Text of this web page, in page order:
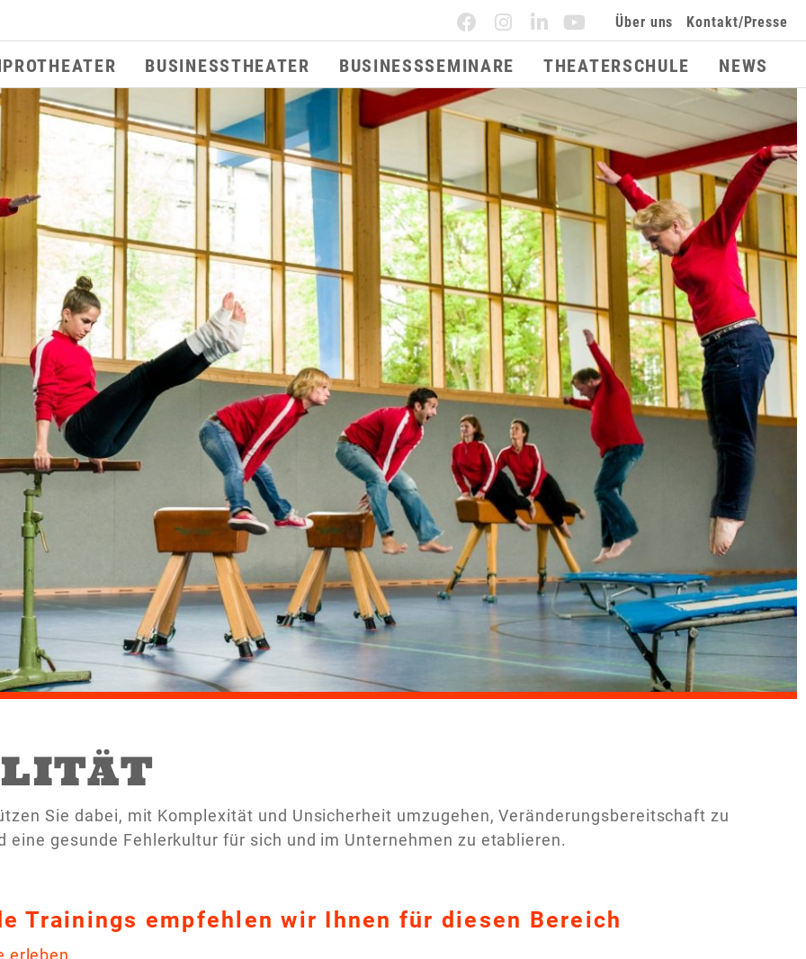
Über uns Kontakt/Presse
BUSINESSTHEATER BUSINESSSEMINARE THEATERSCHULE NEWS
Sie dabei, mit Komplexität und Unsicherheit umzugehen, Veränderungsbereitschaft zu
eine gesunde Fehlerkultur für sich und im Unternehmen zu etablieren.
Trainings empfehlen wir Ihnen für diesen Bereich